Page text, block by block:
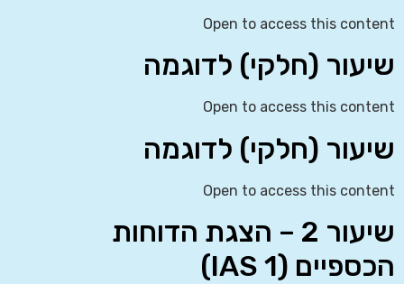
Open to access this content
שיעור (חלקי) לדוגמה
Open to access this content
שיעור (חלקי) לדוגמה
Open to access this content
שיעור 2 – הצגת הדוחות
הכספיים (IAS 1)